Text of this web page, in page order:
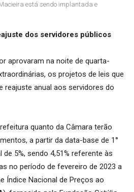
está sendo implantada e
dos servidores públicos
aprovaram na noite de quarta-
os projetos de leis que
reajuste anual aos servidores do
quanto da Câmara terão
a partir da data-base de 1°
5%, sendo 4,51% referente às
no período de fevereiro de 2023 a
Índice Nacional de Preços ao